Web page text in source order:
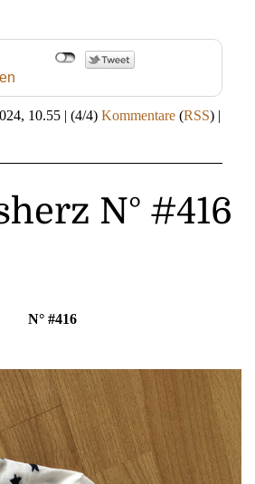
10.55 | (4/4) Kommentare (RSS) |
N° #416
N° #416